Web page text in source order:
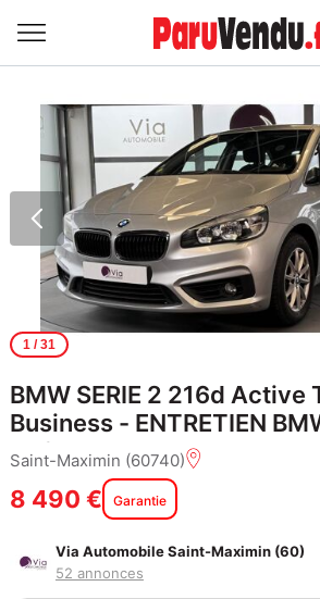
1/ 31
BMW SERIE 2 216d Active
Business - ENTRETIEN
RECUL
Saint-Maximin (60740)
8 490 € Garantie
Via Automobile Saint-Maximin (60)
52 annonces